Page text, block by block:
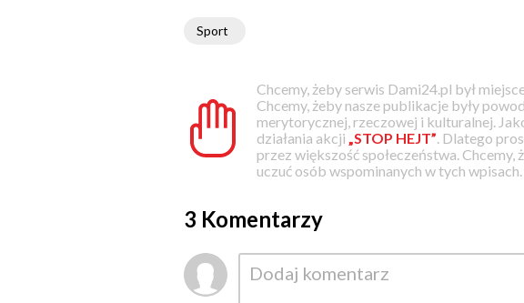
Sport
Chcemy, żeby serwis Dami24.pl był
Chcemy, żeby nasze publikacje były
merytorycznej, rzeczowej i kulturalnej.
działania akcji „STOP HEJT” . Dlatego
przez większość społeczeństwa.
uczuć osób wspominanych w tych wpisach.
3 Komentarzy